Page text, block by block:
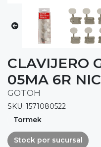
CLAVIJERO
05MA 6R
GOTOH
SKU: 1571080522
Tormek
Stock por sucursal